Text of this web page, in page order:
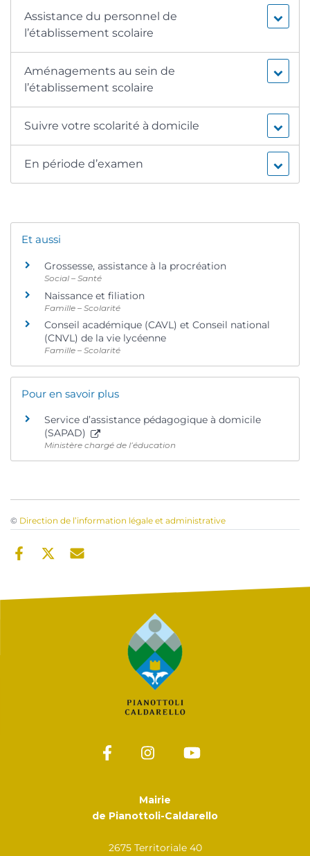
Assistance du personnel de
l’établissement scolaire
Aménagements au sein de
l’établissement scolaire
Suivre votre scolarité à domicile
En période d’examen
Et aussi
Grossesse, assistance à la procréation
Social – Santé
Naissance et filiation
Famille – Scolarité
Conseil académique (CAVL) et Conseil national
(CNVL) de la vie lycéenne
Famille – Scolarité
Pour en savoir plus
Service d’assistance pédagogique à domicile
(SAPAD)
Ministère chargé de l’éducation
© Direction de l’information légale et administrative
Mairie
de Pianottoli-Caldarello
2675 Territoriale 40